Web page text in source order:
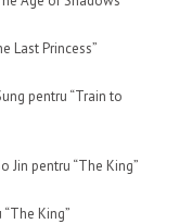
Last Princess”
pentru “Train to
Jin pentru “The King”
King”